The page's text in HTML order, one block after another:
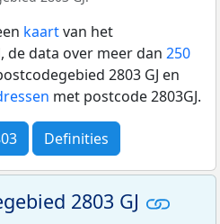
kaartvan het
de data over meer dan 250
2803 GJ en
met postcode 2803GJ.
Definities
2803 GJ